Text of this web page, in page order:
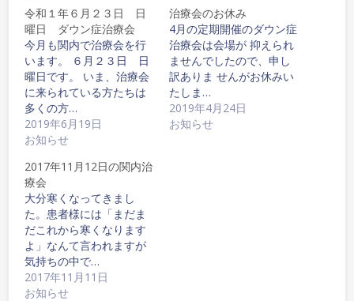
令和１年６月２３日 日
曜日 ダウン症治療会
今月も関内で治療会を行
います。 ６月２３日 日
曜日です。 いま、治療会
に来られている方たちは
多くの方…
2019年6月19日
お知らせ
治療会のお休み
4月の定期開催のダウン症
治療会は会場が 抑えられ
ませんでしたので、申し
訳ありま せんがお休みい
たしま…
2019年4月24日
お知らせ
2017年11月12日の関内治
療会
大分寒くなってきまし
た。患者様には「まだま
だこれから寒くなります
よ」なんて言われますが
気持ちの中で…
2017年11月11日
お知らせ